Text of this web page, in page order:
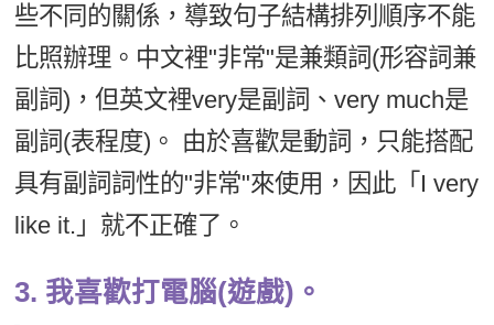
些不同的關係，導致句子結構排列順序不能
比照辦理。中文裡"非常"是兼類詞(形容詞兼
副詞)，但英文裡very是副詞、very much是
副詞(表程度)。 由於喜歡是動詞，只能搭配
具有副詞詞性的"非常"來使用，因此「I very
like it.」就不正確了。
3. 我喜歡打電腦(遊戲)。